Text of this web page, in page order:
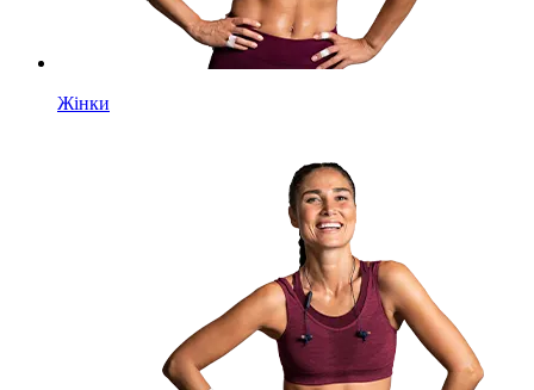
Жінки